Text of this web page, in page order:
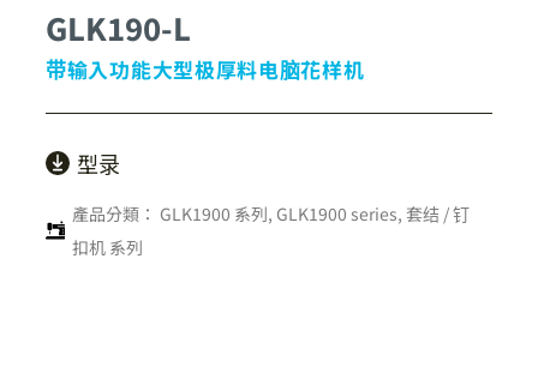
GLK190-L
带输入功能大型极厚料电脑花样机
型录
產品分類： GLK1900 系列, GLK1900 series, 套结 / 钉
扣机 系列